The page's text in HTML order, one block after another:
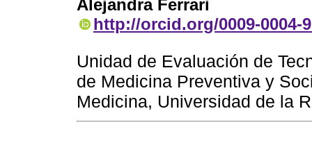
Alejandra Ferrari
http://orcid.org/0009-0004-
Unidad de Evaluación de
de Medicina Preventiva y
Medicina, Universidad de la